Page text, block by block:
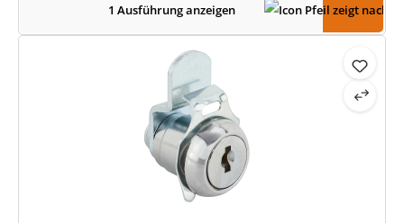
1 Ausführung anzeigen